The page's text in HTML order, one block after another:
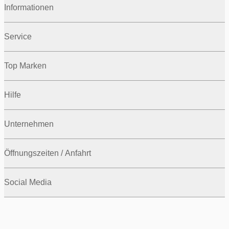
Informationen
Service
Top Marken
Hilfe
Unternehmen
Öffnungszeiten / Anfahrt
Social Media